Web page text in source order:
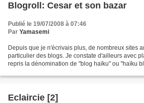
Blogroll: Cesar et son bazar
Publié le 19/07/2008 à 07:46
Par Yamasemi
Depuis que je n'écrivais plus, de nombreux sites
particulier des blogs. Je constate d'ailleurs avec
repris la dénomination de "blog haïku" ou "haïku
Eclaircie [2]